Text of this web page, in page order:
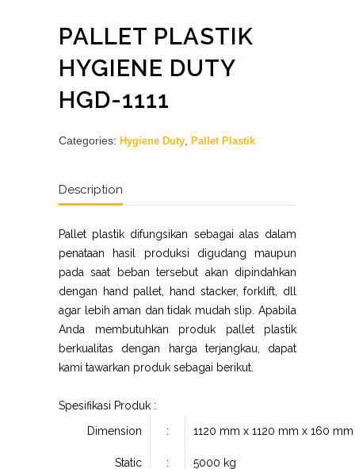
PALLET PLASTIK
HYGIENE DUTY
HGD-1111
Categories: Hygiene Duty Pallet Plastik
Description
Pallet plastik difungsikan sebagai alas dalam
penataan hasil produksi digudang maupun
pada saat beban tersebut akan dipindahkan
dengan hand pallet, hand stacker, forklift, dll
agar lebih aman dan tidak mudah slip. Apabila
Anda membutuhkan produk pallet plastik
berkualitas dengan harga terjangkau, dapat
kami tawarkan produk sebagai berikut.
Spesifikasi Produk :
Dimension
: 1120 mm x 1120 mm x 160 mm
Static : 5000 kg